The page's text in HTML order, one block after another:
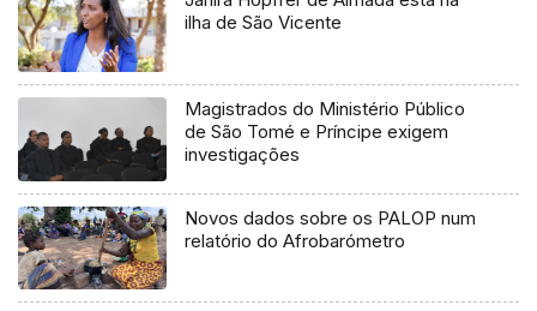
ilha de São Vicente
Magistrados do Ministério Público
de São Tomé e Príncipe exigem
investigações
Novos dados sobre os PALOP num
relatório do Afrobarómetro